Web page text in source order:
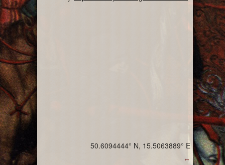
↔
50.6094444° N, 15.5063889° E